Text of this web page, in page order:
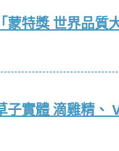
蒙特獎 世界品質
子實體 滴雞精